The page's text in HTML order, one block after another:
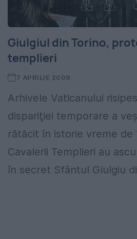
Giulgiul din Torino,
templieri
7 APRILIE 2009
Arhivele Vaticanului
dispariţiei temporare a
rătăcit în istorie vreme de
Cavalerii Templieri au
în secret Sfântul Giulgiu